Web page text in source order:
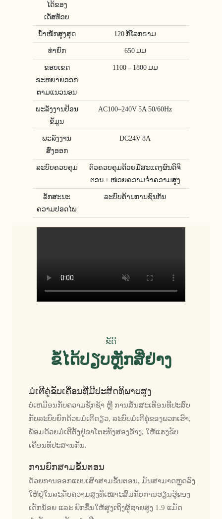
ໄດ້ຂອງ
ເດັສທັອບ
ນ້ຳໜັກສູງສຸດ 120 ກິໂລກຣາມ
ທ່າຍົກ 650 ມມ
ຂອບເຂດ
ຂະຫຍາຍອອກ
ຕາມແນວນອນ
1100 – 1800 ມມ
ພະລັງງານປ້ອນ
ຂໍ້ມູນ
AC100–240V 5A 50/60Hz
ພະລັງງານ
ສົ່ງອອກ
DC24V 8A
ລະບົບຄວບຄຸມ
ຕົວຄວບຄຸມດ້ວຍມືສະແດງຜົນດິຈິ
ຕອນ + ໜ່ວຍຄວາມຈຳຄວາມສູງ
ລັກສະນະ
ຄວາມປອດໄພ
ລະບົບຕ້ານການຊົນກັນ
ຂໍ້ດີ
ຂໍ້ໄດ້ປຽບຫຼັກສີ່ຢ່າງ
ມໍເຕີຄູ່ຂັບເຄື່ອນທີ່ມີປະສິດທິພາບສູງ
ບໍ່ເຫມືອນກັບຄວາມຊັກຊ້າ ຫຼື ການສັ່ນສະເທືອນທີ່ປະສົບ
ກັບລະບົບຍົກດ້ວຍມໍເຕີດຽວ, ລະບົບມໍເຕີຄູ່ຂອງພວກເຮົາ,
ພ້ອມດ້ວຍມໍເຕີຕັ້ງຢູ່ຂາໂຕະທັງສອງຂ້າງ, ໃຫ້ແຮງຂັບ
ເຄື່ອນທີ່ປະສານກັນ.
ການຍົກສາມຂັ້ນຕອນ
ດ້ວຍການອອກແບບເສົາສາມຂັ້ນຕອນ, ມັນສາມາດຫຼຸດລົງ
ໃຫ້ຢູ່ໃນລະດັບຄວາມສູງທີ່ເໝາະສົມກັບການຮຽນຮູ້ຂອງ
ເດັກນ້ອຍ ແລະ ຍົກຂຶ້ນໃຫ້ສູງເຖິງຜູ້ຊາຍສູງ 1.9 ແມັດ